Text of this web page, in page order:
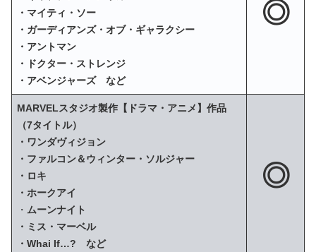
・マイティ・ソー
・ガーディアンズ・オブ・ギャラクシー
・アントマン
・ドクター・ストレンジ
・アベンジャーズ など
◎
MARVELスタジオ製作【ドラマ・アニメ】作品
（7タイトル）
・ワンダヴィジョン
・ファルコン＆ウィンター・ソルジャー
・ロキ
・ホークアイ
・ ムーンナイト
・ミス・マーベル
・Whai If…? など
◎